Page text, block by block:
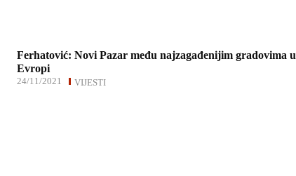
Ferhatović: Novi Pazar među najzagađenijim gradovima u
Evropi
VIJESTI
24/11/2021